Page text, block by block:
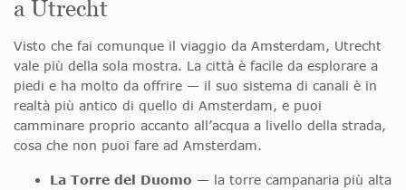
a Utrecht
Visto che fai comunque il viaggio da Amsterdam, Utrecht
vale più della sola mostra. La città è facile da esplorare a
piedi e ha molto da offrire — il suo sistema di canali è in
realtà più antico di quello di Amsterdam, e puoi
camminare proprio accanto all’acqua a livello della strada,
cosa che non puoi fare ad Amsterdam.
La Torre del Duomo — la torre campanaria più alta